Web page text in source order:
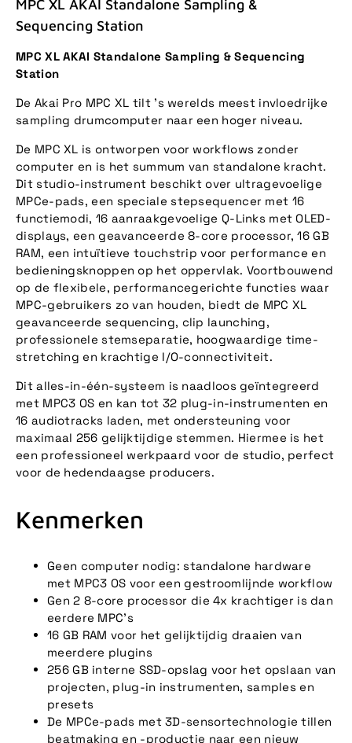
MPC XL AKAI Standalone Sampling &
Sequencing Station
MPC XL AKAI Standalone Sampling & Sequencing
Station
De Akai Pro MPC XL tilt 's werelds meest invloedrijke
sampling drumcomputer naar een hoger niveau.
De MPC XL is ontworpen voor workflows zonder
computer en is het summum van standalone kracht.
Dit studio-instrument beschikt over ultragevoelige
MPCe-pads, een speciale stepsequencer met 16
functiemodi, 16 aanraakgevoelige Q-Links met OLED-
displays, een geavanceerde 8-core processor, 16 GB
RAM, een intuïtieve touchstrip voor performance en
bedieningsknoppen op het oppervlak. Voortbouwend
op de flexibele, performancegerichte functies waar
MPC-gebruikers zo van houden, biedt de MPC XL
geavanceerde sequencing, clip launching,
professionele stemseparatie, hoogwaardige time-
stretching en krachtige I/O-connectiviteit.
Dit alles-in-één-systeem is naadloos geïntegreerd
met MPC3 OS en kan tot 32 plug-in-instrumenten en
16 audiotracks laden, met ondersteuning voor
maximaal 256 gelijktijdige stemmen. Hiermee is het
een professioneel werkpaard voor de studio, perfect
voor de hedendaagse producers.
Kenmerken
Geen computer nodig: standalone hardware
met MPC3 OS voor een gestroomlijnde workflow
Gen 2 8-core processor die 4x krachtiger is dan
eerdere MPC's
16 GB RAM voor het gelijktijdig draaien van
meerdere plugins
256 GB interne SSD-opslag voor het opslaan van
projecten, plug-in instrumenten, samples en
presets
De MPCe-pads met 3D-sensortechnologie tillen
beatmaking en -productie naar een nieuw